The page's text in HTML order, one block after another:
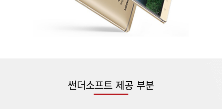
썬더소프트 제공 부분